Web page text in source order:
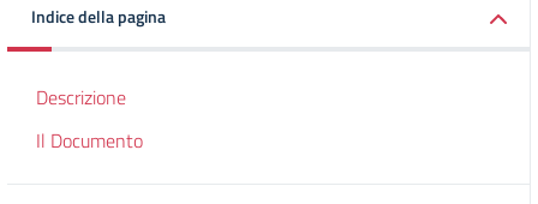
Indice della pagina
Descrizione
Il Documento